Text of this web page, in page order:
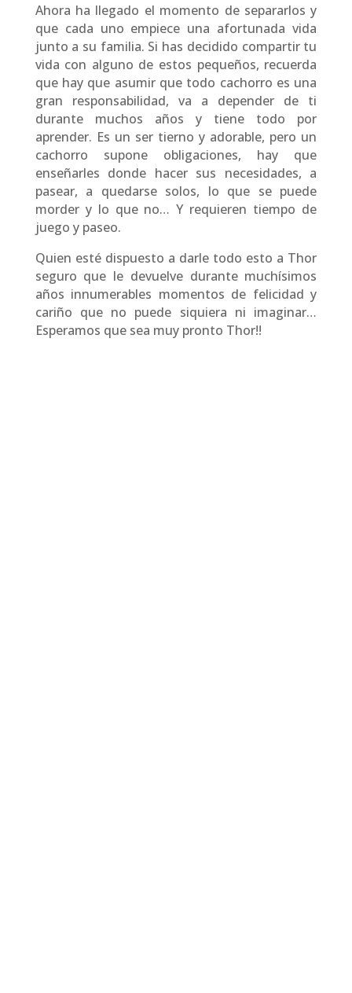
Ahora ha llegado el momento de separarlos y
que cada uno empiece una afortunada vida
junto a su familia. Si has decidido compartir tu
vida con alguno de estos pequeños, recuerda
que hay que asumir que todo cachorro es una
gran responsabilidad, va a depender de ti
durante muchos años y tiene todo por
aprender. Es un ser tierno y adorable, pero un
cachorro supone obligaciones, hay que
enseñarles donde hacer sus necesidades, a
pasear, a quedarse solos, lo que se puede
morder y lo que no… Y requieren tiempo de
juego y paseo.
Quien esté dispuesto a darle todo esto a Thor
seguro que le devuelve durante muchísimos
años innumerables momentos de felicidad y
cariño que no puede siquiera ni imaginar…
Esperamos que sea muy pronto Thor!!